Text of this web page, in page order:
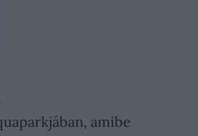
amibe